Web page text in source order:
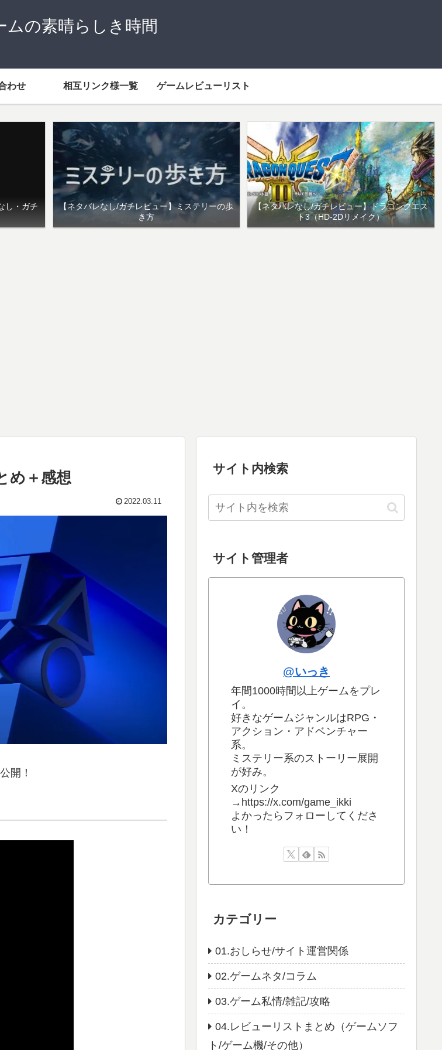
ムの素晴らしき時間
わせ 相互リンク様一覧 ゲームレビューリスト
し・ガチ
【ネタバレなし/ガチレビュー】ミステリーの歩
き方
【ネタバレなし/ガチレビュー】ドラゴンクエス
ト3（HD-2Dリメイク）
め＋感想
2022.03.11
開！
サイト内検索
サイト管理者
@いっき
年間1000時間以上ゲームをプレ
イ。
好きなゲームジャンルはRPG・
アクション・アドベンチャー
系。
ミステリー系のストーリー展開
が好み。
Xのリンク
→https://x.com/game_ikki
よかったらフォローしてくださ
い！
カテゴリー
01.おしらせ/サイト運営関係
02.ゲームネタ/コラム
03.ゲーム私情/雑記/攻略
04.レビューリストまとめ（ゲームソフ
ト/ゲーム機/その他）